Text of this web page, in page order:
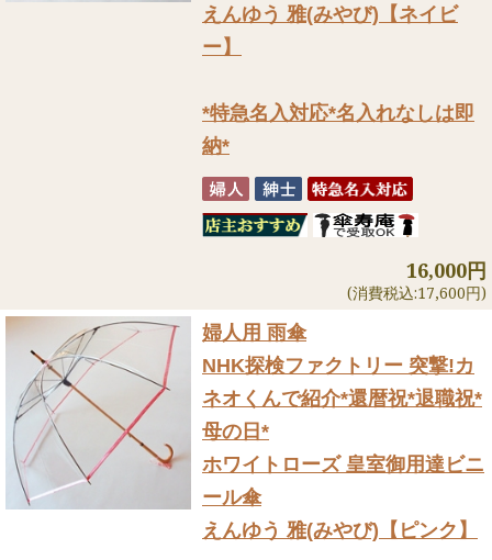
えんゆう 雅(みやび)【ネイビ
ー】
*特急名入対応*名入れなしは即
納*
16,000円
(消費税込:17,600円)
婦人用 雨傘
NHK探検ファクトリー 突撃!カ
ネオくんで紹介*還暦祝*退職祝*
母の日*
ホワイトローズ 皇室御用達ビニ
ール傘
えんゆう 雅(みやび)【ピンク】